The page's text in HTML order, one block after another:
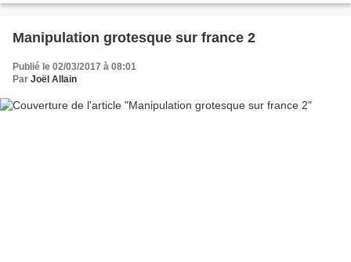
Manipulation grotesque sur france 2
Publié le 02/03/2017 à 08:01
Par Joël Allain